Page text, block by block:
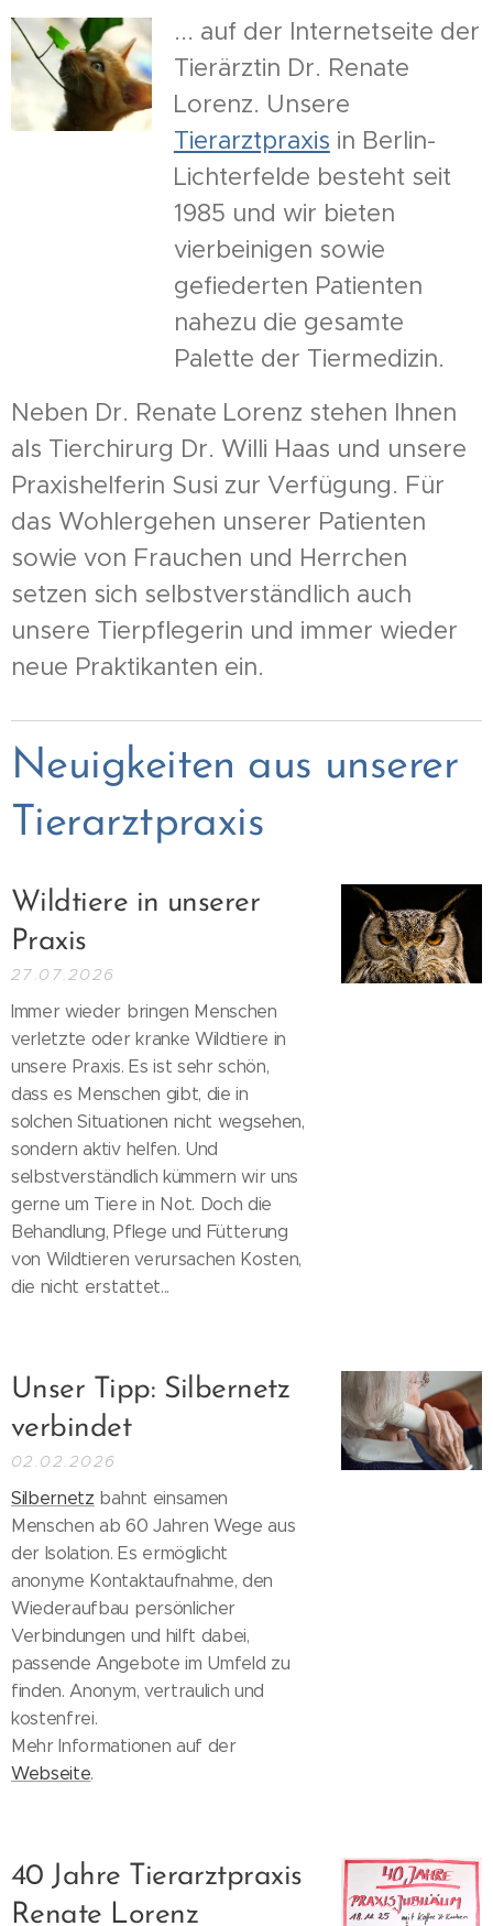
... auf der Internetseite der
Tierärztin Dr. Renate
Lorenz. Unsere
Tierarztpraxis in Berlin-
Lichterfelde besteht seit
1985 und wir bieten
vierbeinigen sowie
gefiederten Patienten
nahezu die gesamte
Palette der Tiermedizin.
Neben Dr. Renate Lorenz stehen Ihnen
als Tierchirurg Dr. Willi Haas und unsere
Praxishelferin Susi zur Verfügung. Für
das Wohlergehen unserer Patienten
sowie von Frauchen und Herrchen
setzen sich selbstverständlich auch
unsere Tierpflegerin und immer wieder
neue Praktikanten ein.
Neuigkeiten aus unserer
Tierarztpraxis
Wildtiere in unserer
Praxis
27.07.2026
Immer wieder bringen Menschen
verletzte oder kranke Wildtiere in
unsere Praxis. Es ist sehr schön,
dass es Menschen gibt, die in
solchen Situationen nicht wegsehen,
sondern aktiv helfen. Und
selbstverständlich kümmern wir uns
gerne um Tiere in Not. Doch die
Behandlung, Pflege und Fütterung
von Wildtieren verursachen Kosten,
die nicht erstattet...
Unser Tipp: Silbernetz
verbindet
02.02.2026
Silbernetz bahnt einsamen
Menschen ab 60 Jahren Wege aus
der Isolation. Es ermöglicht
anonyme Kontaktaufnahme, den
Wiederaufbau persönlicher
Verbindungen und hilft dabei,
passende Angebote im Umfeld zu
finden. Anonym, vertraulich und
kostenfrei.
Mehr Informationen auf der
Webseite.
40 Jahre Tierarztpraxis
Renate Lorenz